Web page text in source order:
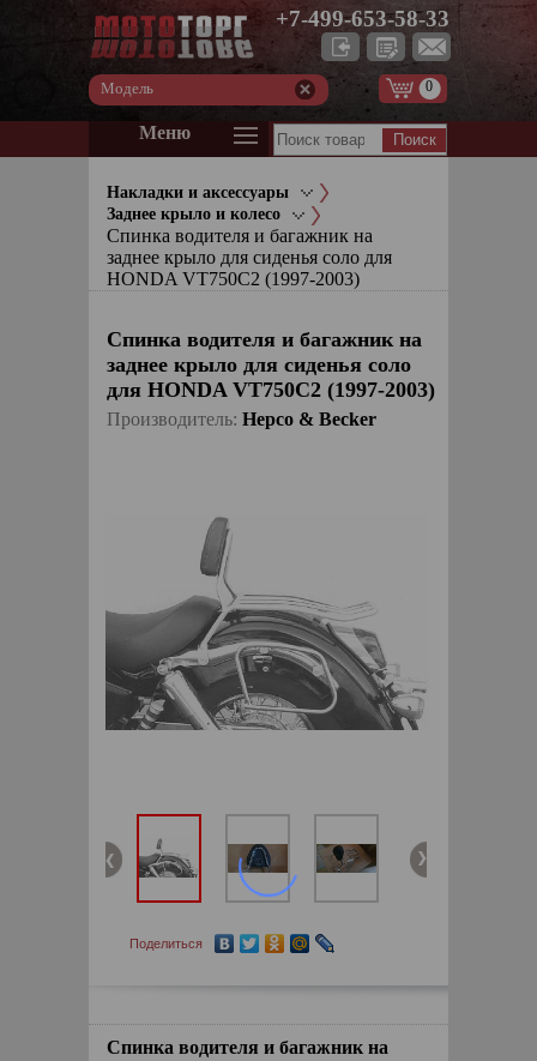
+7-499-653-58-33
Модель 0
Меню
Накладки и аксессуары
Заднее крыло и колесо
Спинка водителя и багажник на
заднее крыло для сиденья соло для
HONDA VT750C2 (1997-2003)
Спинка водителя и багажник на
заднее крыло для сиденья соло
для HONDA VT750C2 (1997-2003)
Производитель: Hepco & Becker
Поделиться
Спинка водителя и багажник на